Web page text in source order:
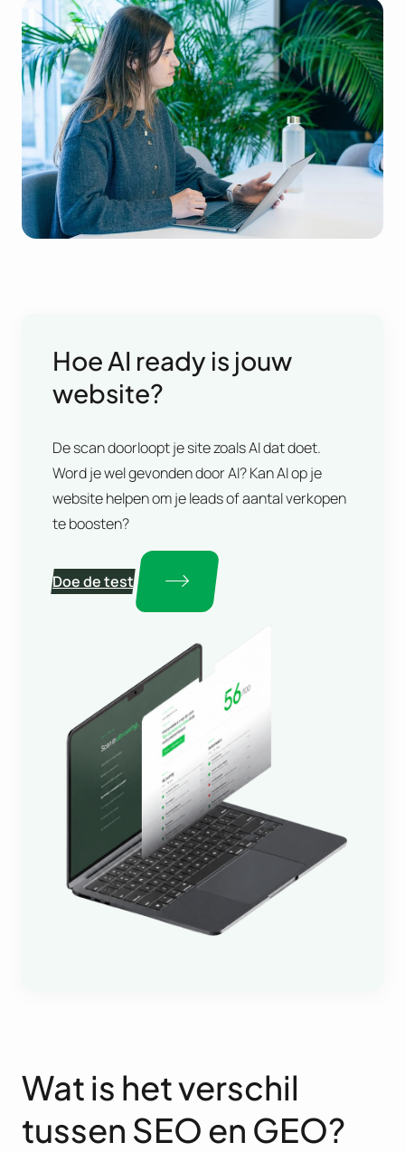
Hoe AI ready is jouw
website?
De scan doorloopt je site zoals AI dat doet.
Word je wel gevonden door AI? Kan AI op je
website helpen om je leads of aantal verkopen
te boosten?
Doe de test
Wat is het verschil
tussen SEO en GEO?